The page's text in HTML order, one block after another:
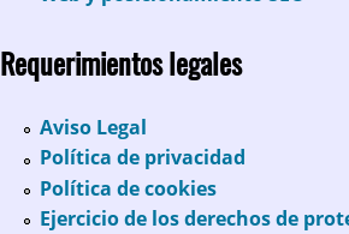
Requerimientos legales
Aviso Legal
Política de privacidad
Política de cookies
Ejercicio de los derechos de